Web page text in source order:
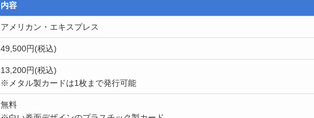
内容
アメリカン・エキスプレス
49,500円(税込)
13,200円(税込)
※メタル製カードは1枚まで発行可能
無料